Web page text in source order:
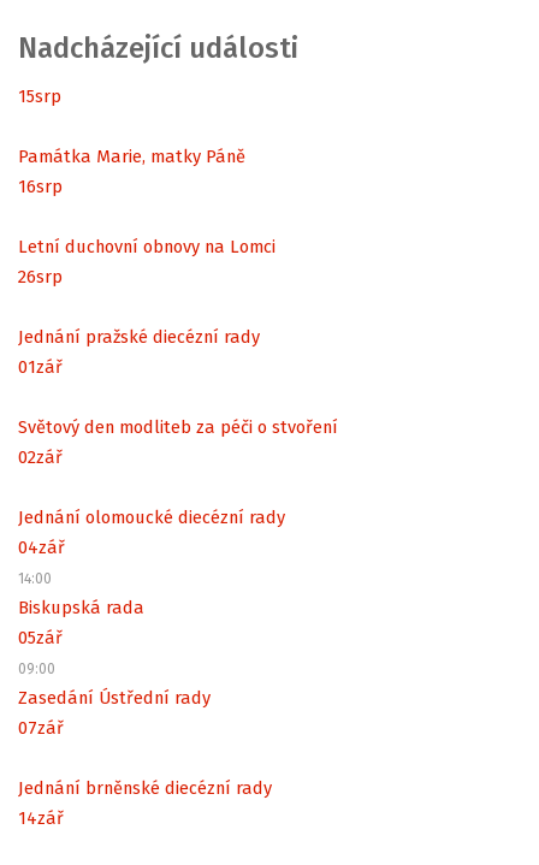
Nadcházející události
15srp
Památka Marie, matky Páně
16srp
Letní duchovní obnovy na Lomci
26srp
Jednání pražské diecézní rady
01zář
Světový den modliteb za péči o stvoření
02zář
Jednání olomoucké diecézní rady
04zář
14:00
Biskupská rada
05zář
09:00
Zasedání Ústřední rady
07zář
Jednání brněnské diecézní rady
14zář